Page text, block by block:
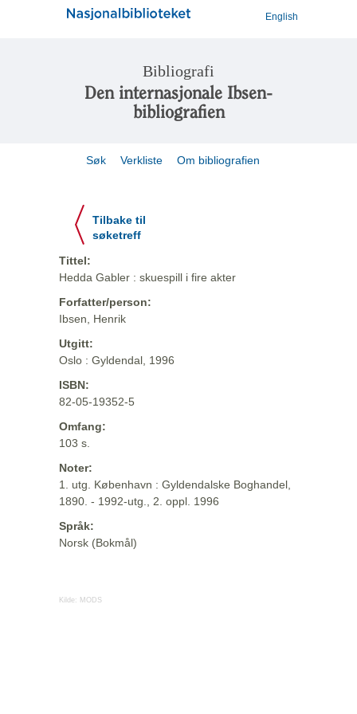
English
Bibliografi
Den internasjonale Ibsen-
bibliografien
Søk Verkliste Om bibliografien
Tilbake til
søketreff
Tittel:
Hedda Gabler : skuespill i fire akter
Forfatter/person:
Ibsen, Henrik
Utgitt:
Oslo : Gyldendal, 1996
ISBN:
82-05-19352-5
Omfang:
103 s.
Noter:
1. utg. København : Gyldendalske Boghandel,
1890. - 1992-utg., 2. oppl. 1996
Språk:
Norsk (Bokmål)
Kilde: MODS